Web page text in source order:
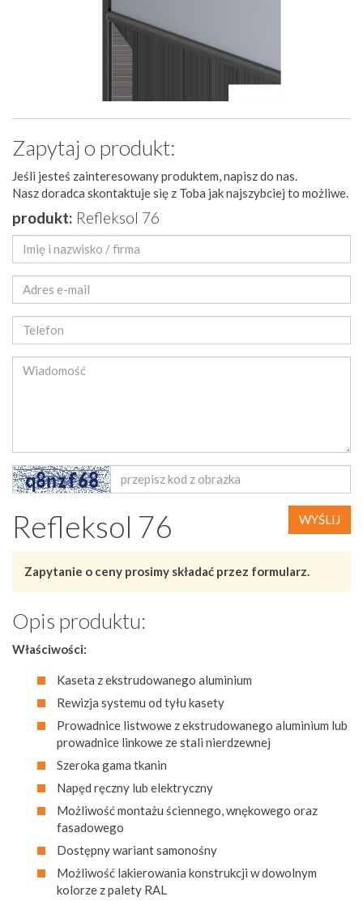
Zapytaj o produkt:
Jeśli jesteś zainteresowany produktem, napisz do nas.
Nasz doradca skontaktuje się z Toba jak najszybciej to możliwe.
produkt: Refleksol 76
WYŚLIJ
Refleksol 76
Zapytanie o ceny prosimy składać przez formularz.
Opis produktu:
Właściwości:
Kaseta z ekstrudowanego aluminium
Rewizja systemu od tyłu kasety
Prowadnice listwowe z ekstrudowanego aluminium lub
prowadnice linkowe ze stali nierdzewnej
Szeroka gama tkanin
Napęd ręczny lub elektryczny
Możliwość montażu ściennego, wnękowego oraz
fasadowego
Dostępny wariant samonośny
Możliwość lakierowania konstrukcji w dowolnym
kolorze z palety RAL